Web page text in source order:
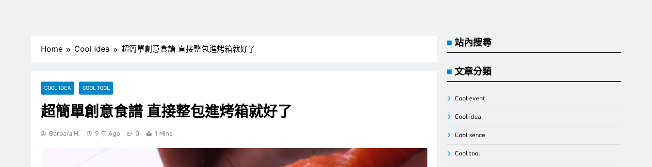
Home Cool idea 超簡單創意食譜 直接整包進烤箱就好了
COOL IDEA COOL TOOL
超簡單創意食譜 直接整包進烤箱就好了
Barbara H. 9 年 Ago 0 1 Mins
站內搜尋
文章分類
Cool event
Cool idea
Cool sence
Cool tool